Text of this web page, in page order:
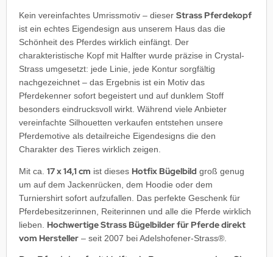
Kein vereinfachtes Umrissmotiv – dieser Strass Pferdekopf
ist ein echtes Eigendesign aus unserem Haus das die
Schönheit des Pferdes wirklich einfängt. Der
charakteristische Kopf mit Halfter wurde präzise in Crystal-
Strass umgesetzt: jede Linie, jede Kontur sorgfältig
nachgezeichnet – das Ergebnis ist ein Motiv das
Pferdekenner sofort begeistert und auf dunklem Stoff
besonders eindrucksvoll wirkt. Während viele Anbieter
vereinfachte Silhouetten verkaufen entstehen unsere
Pferdemotive als detailreiche Eigendesigns die den
Charakter des Tieres wirklich zeigen.
Mit ca. 17 x 14,1 cm ist dieses Hotfix Bügelbild groß genug
um auf dem Jackenrücken, dem Hoodie oder dem
Turniershirt sofort aufzufallen. Das perfekte Geschenk für
Pferdebesitzerinnen, Reiterinnen und alle die Pferde wirklich
lieben. Hochwertige Strass Bügelbilder für Pferde direkt
vom Hersteller – seit 2007 bei Adelshofener-Strass®.